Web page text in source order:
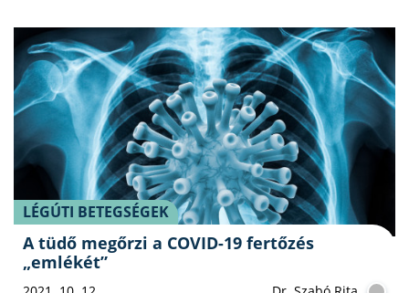
LÉGÚTI BETEGSÉGEK
A tüdő megőrzi a COVID-19 fertőzés
„emlékét”